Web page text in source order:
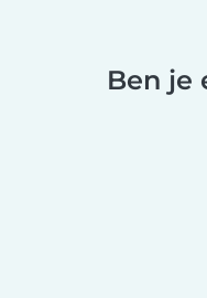
Ben je